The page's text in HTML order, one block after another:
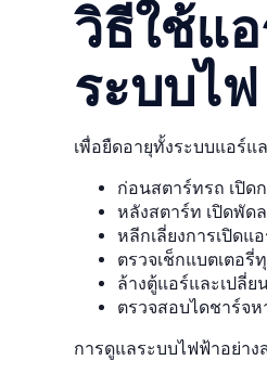
วิธีใช้แ
ระบบไฟ
เพื่อยืดอายุทั้งระบบแอร์
ก่อนสตาร์ทรถ เปิด
หลังสตาร์ท เปิดพัด
หลีกเลี่ยงการเปิดแ
ตรวจเช็กแบตเตอรี่
ล้างตู้แอร์และเปลี่ย
ตรวจสอบไดชาร์จ
การดูแลระบบไฟฟ้าอย่าง